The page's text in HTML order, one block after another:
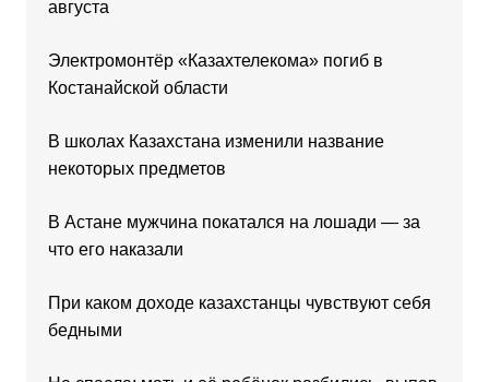
августа
Электромонтёр «Казахтелекома» погиб в
Костанайской области
В школах Казахстана изменили название
некоторых предметов
В Астане мужчина покатался на лошади — за
что его наказали
При каком доходе казахстанцы чувствуют себя
бедными